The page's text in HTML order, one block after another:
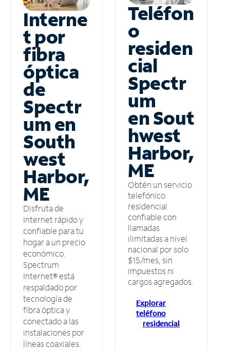
Interne
t por
fibra
óptica
de
Spectr
um en
South
west
Harbor,
ME
Disfruta de
Internet rápido y
confiable para tu
hogar a un precio
económico.
Spectrum
Internet® está
respaldado por
tecnología de
fibra óptica y
conectado a las
instalaciones por
líneas coaxiales.
Teléfon
o
residen
cial
Spectr
um
en Sout
hwest
Harbor,
ME
Obtén un servicio
telefónico
residencial
confiable con
llamadas
ilimitadas a nivel
nacional por solo
$15/mes, sin
impuestos ni
cargos agregados.
Explorar
teléfono
residencial